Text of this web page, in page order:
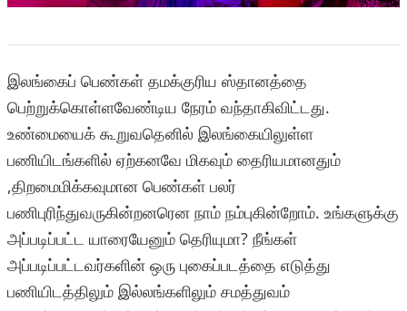
இலங்கைப் பெண்கள் தமக்குரிய ஸ்தானத்தை
பெற்றுக்கொள்ளவேண்டிய நேரம் வந்தாகிவிட்டது.
உண்மையைக் கூறுவதெனில் இலங்கையிலுள்ள
பணியிடங்களில் ஏற்கனவே மிகவும் தைரியமானதும்
,திறமைமிக்கவுமான பெண்கள் பலர்
பணிபுரிந்துவருகின்றனரென நாம் நம்புகின்றோம். உங்களுக்கு
அப்படிப்பட்ட யாரையேனும் தெரியுமா? நீங்கள்
அப்படிப்பட்டவர்களின் ஒரு புகைப்படத்தை எடுத்து
பணியிடத்திலும் இல்லங்களிலும் சமத்துவம்